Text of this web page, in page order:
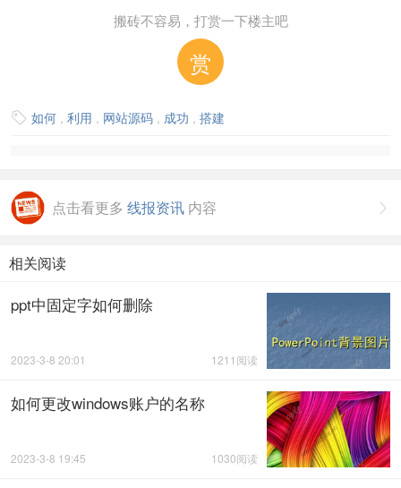
搬砖不容易，打赏一下楼主吧
赏
 如何 , 利用 , 网站源码 , 成功 , 搭建

点击看更多 线报资讯 内容
相关阅读
ppt中固定字如何删除
1211阅读
2023-3-8 20:01
如何更改windows账户的名称
1030阅读
2023-3-8 19:45